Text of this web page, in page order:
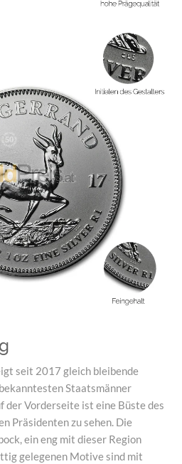
seit 2017 gleich bleibende
Staatsmänner
der Vorderseite ist eine Büste des
Präsidenten zu sehen. Die
ein eng mit dieser Region
gelegenen Motive sind mit